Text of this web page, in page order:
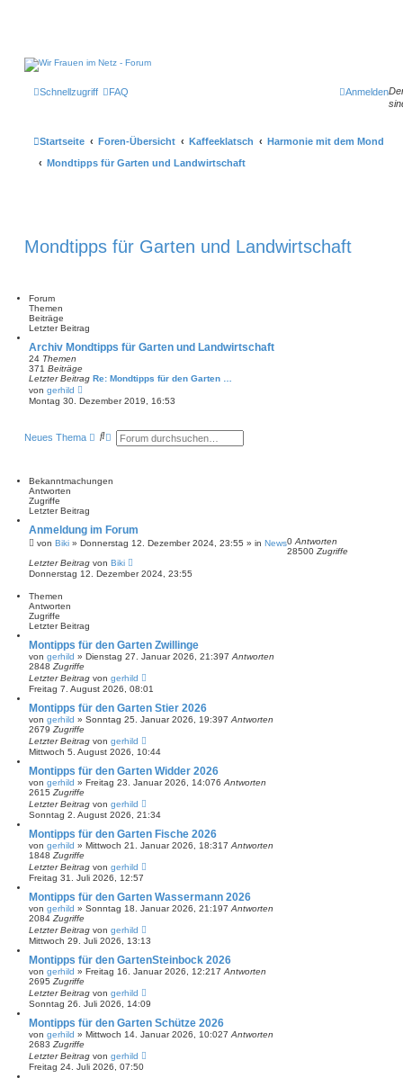
Schnellzugriff FAQ Anmelden
Startseite Foren-Übersicht Kaffeeklatsch
Harmonie mit dem Mond
Mondtipps für Garten und Landwirtschaft
Mondtipps für Garten und Landwirtschaft
Forum
Themen
Beiträge
Letzter Beitrag
Archiv Mondtipps für Garten und Landwirtschaft
24 Themen
371 Beiträge
Letzter Beitrag Re: Mondtipps für den Garten …
von gerhild
e
u
t
e
i
a
g
Montag 30. Dezember 2019, 16:53
Neues Thema
S
e
E
i
e
S
c
h
Bekanntmachungen
Antworten
Zugriffe
Letzter Beitrag
Anmeldung im Forum
von Biki » Donnerstag 12. Dezember 2024, 23:55 » in News0 Antworten
28500 Zugriffe
Letzter Beitrag von Biki
Donnerstag 12. Dezember 2024, 23:55
Themen
Antworten
Zugriffe
Letzter Beitrag
Montipps für den Garten Zwillinge
von gerhild » Dienstag 27. Januar 2026, 21:397 Antworten
2848 Zugriffe
Letzter Beitrag von gerhild
Freitag 7. August 2026, 08:01
Montipps für den Garten Stier 2026
von gerhild » Sonntag 25. Januar 2026, 19:397 Antworten
2679 Zugriffe
Letzter Beitrag von gerhild
Mittwoch 5. August 2026, 10:44
Montipps für den Garten Widder 2026
von gerhild » Freitag 23. Januar 2026, 14:076 Antworten
2615 Zugriffe
Letzter Beitrag von gerhild
Sonntag 2. August 2026, 21:34
Montipps für den Garten Fische 2026
von gerhild » Mittwoch 21. Januar 2026, 18:317 Antworten
1848 Zugriffe
Letzter Beitrag von gerhild
Freitag 31. Juli 2026, 12:57
Montipps für den Garten Wassermann 2026
von gerhild » Sonntag 18. Januar 2026, 21:197 Antworten
2084 Zugriffe
Letzter Beitrag von gerhild
Mittwoch 29. Juli 2026, 13:13
Montipps für den GartenSteinbock 2026
von gerhild » Freitag 16. Januar 2026, 12:217 Antworten
2695 Zugriffe
Letzter Beitrag von gerhild
Sonntag 26. Juli 2026, 14:09
Montipps für den Garten Schütze 2026
von gerhild » Mittwoch 14. Januar 2026, 10:027 Antworten
2683 Zugriffe
Letzter Beitrag von gerhild
Freitag 24. Juli 2026, 07:50